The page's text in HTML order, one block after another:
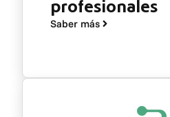
profesionales
Saber más